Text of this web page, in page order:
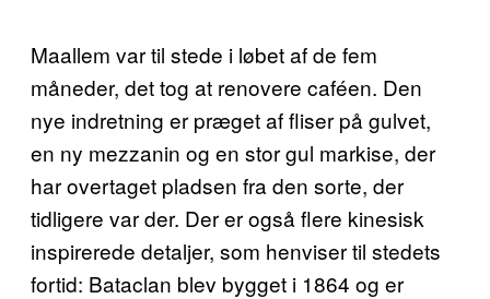
Maallem var til stede i løbet af de fem
måneder, det tog at renovere caféen. Den
nye indretning er præget af fliser på gulvet,
en ny mezzanin og en stor gul markise, der
har overtaget pladsen fra den sorte, der
tidligere var der. Der er også flere kinesisk
inspirerede detaljer, som henviser til stedets
fortid: Bataclan blev bygget i 1864 og er